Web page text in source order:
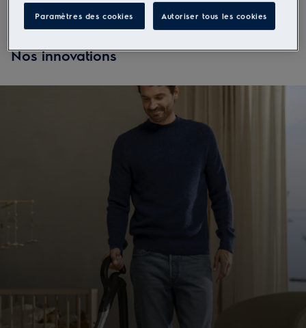
Nos innovations
Paramètres des cookies Autoriser tous les cookies